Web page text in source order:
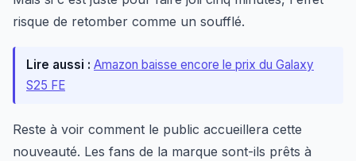
risque de retomber comme un soufflé.
Lire aussi : Amazon baisse encore le prix du Galaxy
S25 FE
Reste à voir comment le public accueillera cette
nouveauté. Les fans de la marque sont-ils prêts à